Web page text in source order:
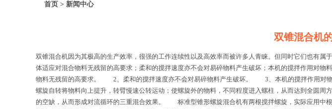
首页 > 新闻中心
双锥混合机
双锥混合机因为其极高的生产效率，很强的工作连续性以及高效率而被许多人青睐。但同时它们也
体适应对混合物料无残留的高要求；柔和的搅拌速度亦不会对易碎物料产生破坏；本机的搅拌作用
物料无残留的高要求。 2、柔和的搅拌速度亦不会对易碎物料产生破坏。 3、本机的搅拌作用
螺旋自转将物料向上提升，转臂慢速公转运动；使螺旋外的物料，不同程度进入螺柱，从而达到全圆
的空缺，从而形成对流循环的三重混合效果。 标准型锥形螺旋混合机有两根搅拌螺旋，实际应用中